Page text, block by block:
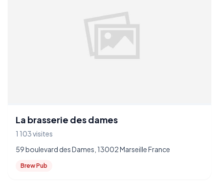
La brasserie des dames
1 103 visites
59 boulevard des Dames, 13002 Marseille France
Brew Pub